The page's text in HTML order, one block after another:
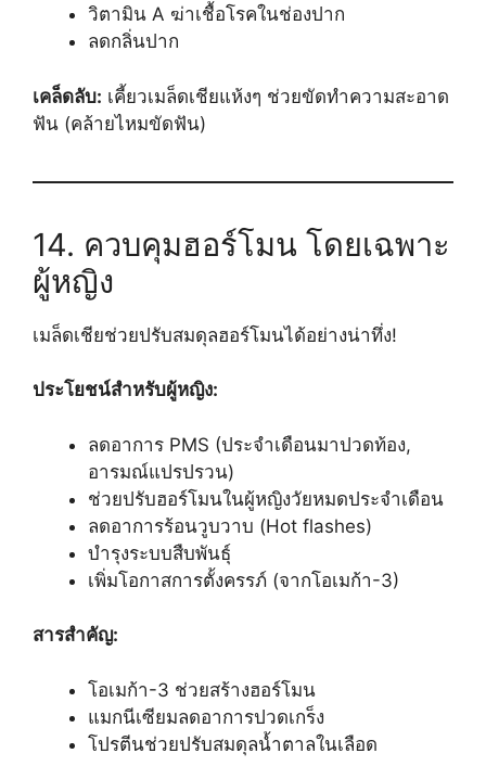
วิตามิน A ฆ่าเชื้อโรคในช่องปาก
ลดกลิ่นปาก
เคล็ดลับ: เคี้ยวเมล็ดเชียแห้งๆ ช่วยขัดทำความสะอาด
ฟัน (คล้ายไหมขัดฟัน)
14. ควบคุมฮอร์โมน โดยเฉพาะ
ผู้หญิง
เมล็ดเชียช่วยปรับสมดุลฮอร์โมนได้อย่างน่าทึ่ง!
ประโยชน์สำหรับผู้หญิง:
ลดอาการ PMS (ประจำเดือนมาปวดท้อง,
อารมณ์แปรปรวน)
ช่วยปรับฮอร์โมนในผู้หญิงวัยหมดประจำเดือน
ลดอาการร้อนวูบวาบ (Hot flashes)
บำรุงระบบสืบพันธุ์
เพิ่มโอกาสการตั้งครรภ์ (จากโอเมก้า-3)
สารสำคัญ:
โอเมก้า-3 ช่วยสร้างฮอร์โมน
แมกนีเซียมลดอาการปวดเกร็ง
โปรตีนช่วยปรับสมดุลน้ำตาลในเลือด